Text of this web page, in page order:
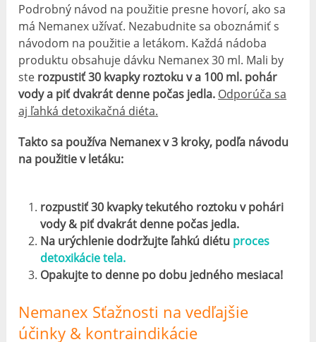
Podrobný návod na použitie presne hovorí, ako sa
má Nemanex užívať. Nezabudnite sa oboznámiť s
návodom na použitie a letákom. Každá nádoba
produktu obsahuje dávku Nemanex 30 ml. Mali by
ste rozpustiť 30 kvapky roztoku v a 100 ml. pohár
vody a piť dvakrát denne počas jedla. Odporúča sa
aj ľahká detoxikačná diéta.
Takto sa používa Nemanex v 3 kroky, podľa návodu
na použitie v letáku:
rozpustiť 30 kvapky tekutého roztoku v pohári
vody & piť dvakrát denne počas jedla.
Na urýchlenie dodržujte ľahkú diétu proces
detoxikácie tela.
Opakujte to denne po dobu jedného mesiaca!
Nemanex Sťažnosti na vedľajšie
účinky & kontraindikácie